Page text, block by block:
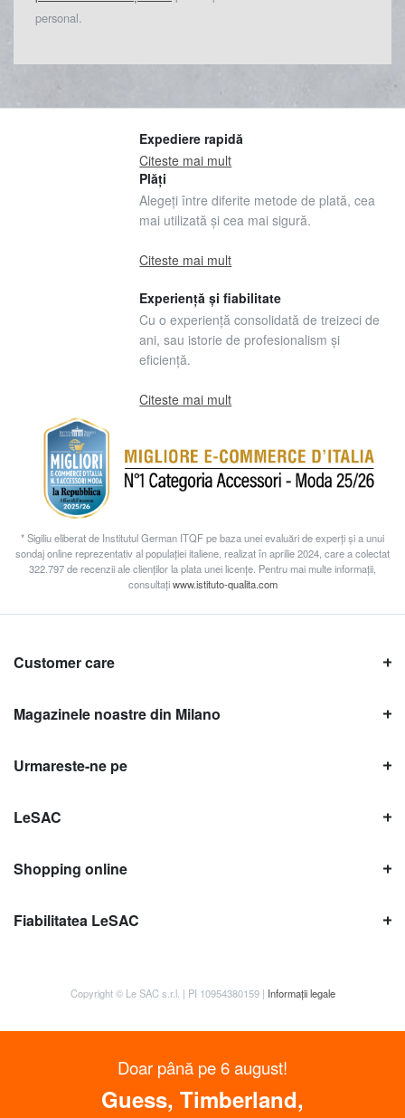
personal.
Expediere rapidă
Citeste mai mult
Plăți
Alegeți între diferite metode de plată, cea
mai utilizată și cea mai sigură.
Citeste mai mult
Experiență și fiabilitate
Cu o experiență consolidată de treizeci de
ani, sau istorie de profesionalism și
eficiență.
Citeste mai mult
* Sigiliu eliberat de Institutul German ITQF pe baza unei evaluări de experți și a unui
sondaj online reprezentativ al populației italiene, realizat în aprilie 2024, care a colectat
322.797 de recenzii ale clienților la plata unei licențe. Pentru mai multe informații,
consultațiwww.istituto-qualita.com
Customer care
Magazinele noastre din Milano
Urmareste-ne pe
LeSAC
Shopping online
Fiabilitatea LeSAC
Copyright © Le SAC s.r.l. | PI 10954380159 | Informații legale
Doar până pe 6 august!
Guess, Timberland,